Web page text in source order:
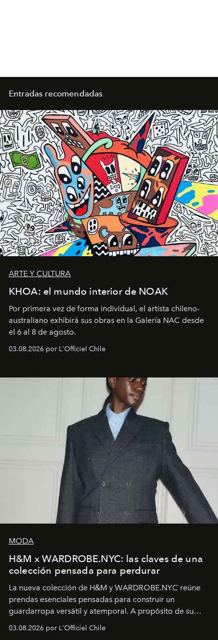
Entradas recomendadas
ARTE Y CULTURA
KHOA: el mundo interior de NOAK
Por primera vez de forma individual, el artista chileno-
australiano exhibirá sus obras en la Galería NAC desde
el 6 al 8 de agosto.
03.08.2026 por L'Officiel Chile
MODA
H&M x WARDROBE.NYC: las claves de una
colección pensada para perdurar
La nueva colección de H&M y WARDROBE.NYC reúne
prendas esenciales pensadas para construir un
guardarropa versátil y atemporal. A propósito de su
lanzamiento, los fundadores de la firma neoyorquina y
la asesora creativa y jefa de diseño global de la marca
03.08.2026 por L'Officiel Chile